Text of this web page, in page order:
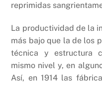
reprimidas
La productividad de la
más bajo que la de los
técnica y estructura
mismo nivel y, en
Así, en 1914 las